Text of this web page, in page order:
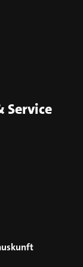
Service